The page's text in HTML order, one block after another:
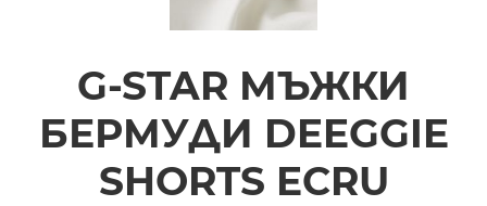
G-STAR МЪЖКИ
БЕРМУДИ DEEGGIE
SHORTS ECRU